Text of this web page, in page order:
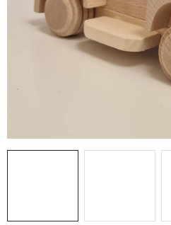
Náš príbeh od začiatku Doprava
Hodnotenie obchodu
Obchodné
Vrátenie, výmena tovaru